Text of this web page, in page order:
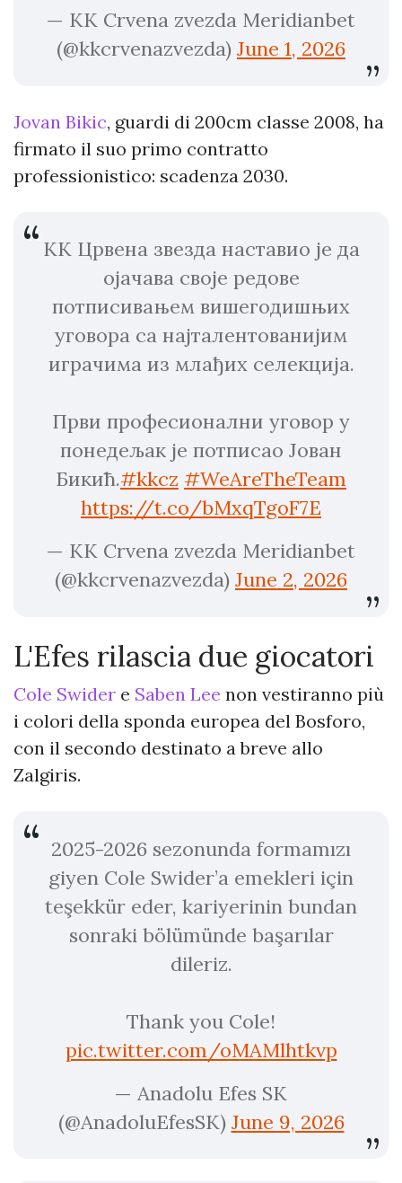
— KK Crvena zvezda Meridianbet
(@kkcrvenazvezda) June 1, 2026
Jovan Bikic, guardi di 200cm classe 2008, ha
firmato il suo primo contratto
professionistico: scadenza 2030.
КК Црвена звезда наставио је да
ојачава своје редове
потписивањем вишегодишњих
уговора са најталентованијим
играчима из млађих селекција.
Први професионални уговор у
понедељак је потписао Јован
Бикић.#kkcz #WeAreTheTeam
https://t.co/bMxqTgoF7E
— KK Crvena zvezda Meridianbet
(@kkcrvenazvezda) June 2, 2026
L'Efes rilascia due giocatori
Cole Swider e Saben Lee non vestiranno più
i colori della sponda europea del Bosforo,
con il secondo destinato a breve allo
Zalgiris.
2025-2026 sezonunda formamızı
giyen Cole Swider’a emekleri için
teşekkür eder, kariyerinin bundan
sonraki bölümünde başarılar
dileriz.
Thank you Cole!
pic.twitter.com/oMAMlhtkvp
— Anadolu Efes SK
(@AnadoluEfesSK) June 9, 2026